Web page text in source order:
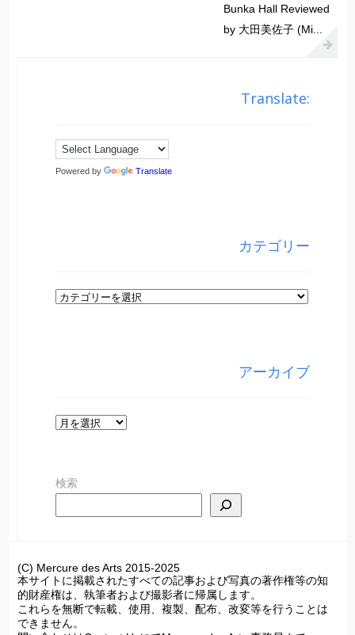
Bunka Hall Reviewed
by 大田美佐子 (Mi...
Translate:
Powered by Translate
カテゴリー
カ
アーカイブ
ア
イ
検索
(C) Mercure des Arts 2015-2025
本サイトに掲載されたすべての記事および写真の著作権等の知
的財産権は、執筆者および撮影者に帰属します。
これらを無断で転載、使用、複製、配布、改変等を行うことは
できません。